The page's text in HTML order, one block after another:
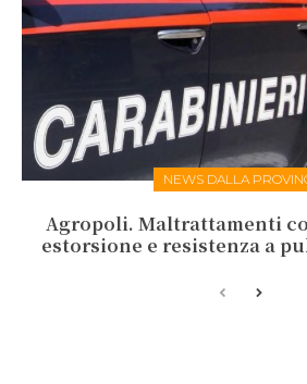
NEWS DALLA
Agropoli. Maltrattamenti
estorsione e resistenza a